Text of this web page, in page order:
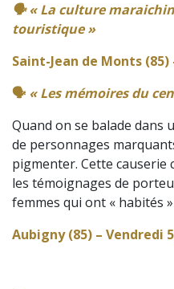
🗣️ « La culture
touristique »
Saint-Jean de Monts
🗣️ « Les mémoires du
Quand on se balade dans
de personnages
pigmenter. Cette causerie
les témoignages de
femmes qui ont « habités
Aubigny (85) – Vendredi